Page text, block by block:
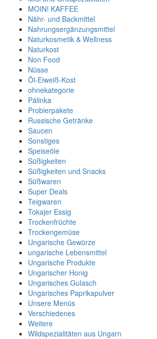
MOIN! KAFFEE
Nähr- und Backmittel
Nahrungsergänzungsmittel
Naturkosmetik & Wellness
Naturkost
Non Food
Nüsse
Öl-Eiweiß-Kost
ohnekategorie
Pálinka
Probierpakete
Russische Getränke
Saucen
Sonstiges
Speiseöle
Süßigkeiten
Süßigkeiten und Snacks
Süßwaren
Super Deals
Teigwaren
Tokajer Essig
Trockenfrüchte
Trockengemüse
Ungarische Gewürze
ungarische Lebensmittel
Ungarische Produkte
Ungarischer Honig
Ungarisches Gulasch
Ungarisches Paprikapulver
Unsere Menüs
Verschiedenes
Weitere
Wildspezialitäten aus Ungarn